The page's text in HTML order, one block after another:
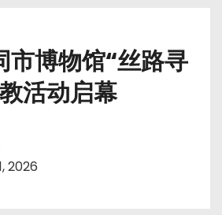
市博物馆“丝路寻
活动启幕
2026